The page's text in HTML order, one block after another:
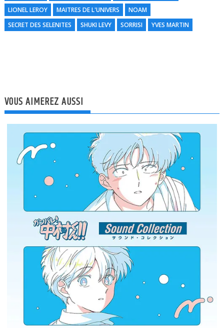
LIONEL LEROY
MAITRES DE L'UNIVERS
NOAM
SECRET DES SELENITES
SHUKI LEVY SORRISI YVES MARTIN
VOUS AIMEREZ AUSSI